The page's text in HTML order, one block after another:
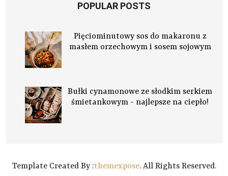
POPULAR POSTS
Pięciominutowy sos do makaronu z
masłem orzechowym i sosem sojowym
Bułki cynamonowe ze słodkim serkiem
śmietankowym - najlepsze na ciepło!
Template Created By :themexpose. All Rights Reserved.